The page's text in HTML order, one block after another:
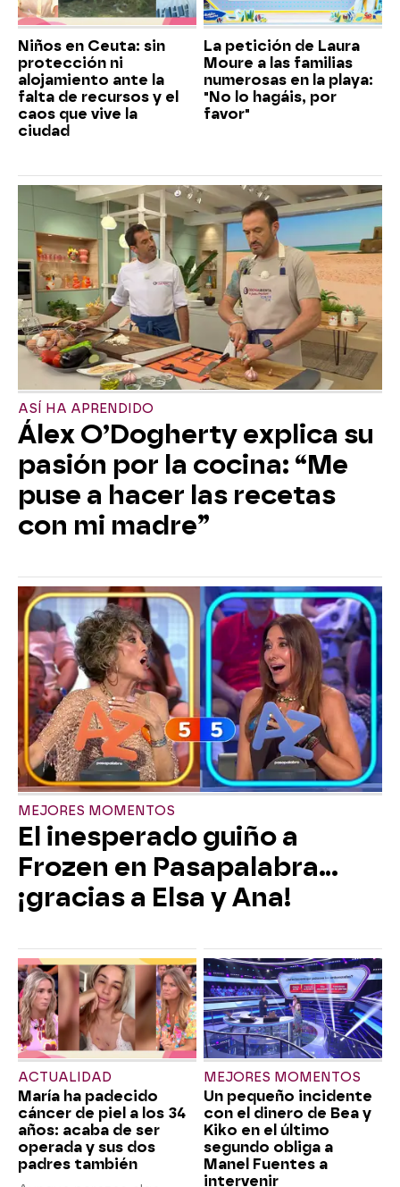
Niños en Ceuta: sin
protección ni
alojamiento ante la
falta de recursos y el
caos que vive la
ciudad
La petición de Laura
Moure a las familias
numerosas en la playa:
"No lo hagáis, por
favor"
ASÍ HA APRENDIDO
Álex O’Dogherty explica su
pasión por la cocina: “Me
puse a hacer las recetas
con mi madre”
MEJORES MOMENTOS
El inesperado guiño a
Frozen en Pasapalabra…
¡gracias a Elsa y Ana!
ACTUALIDAD
María ha padecido
cáncer de piel a los 34
años: acaba de ser
operada y sus dos
padres también
MEJORES MOMENTOS
Un pequeño incidente
con el dinero de Bea y
Kiko en el último
segundo obliga a
Manel Fuentes a
intervenir